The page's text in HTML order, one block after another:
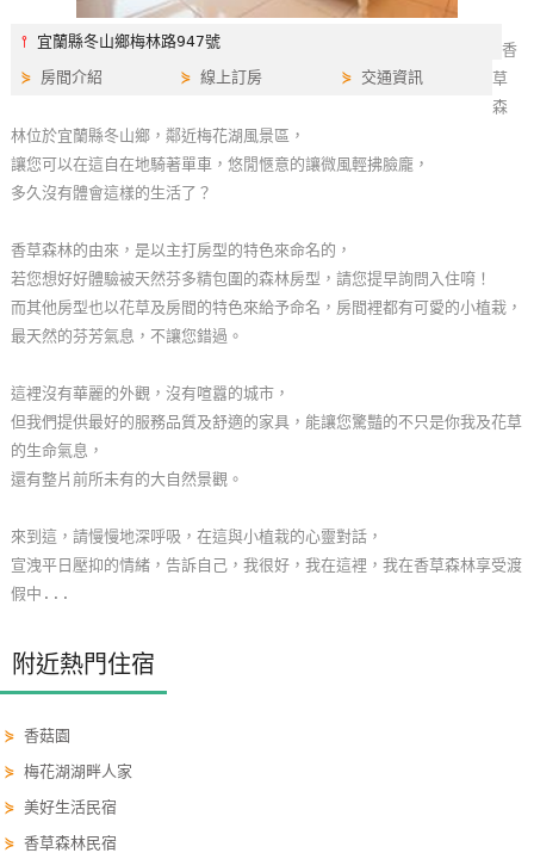
紅
你
玩
地
圖
顧
服
務
客
滿
意
單
管
⫯ 宜蘭縣冬山鄉梅林路947號
⋟ 房間介紹 ⋟線上訂房 ⋟ 交通資訊
香
草
森
林位於宜蘭縣冬山鄉，鄰近梅花湖風景區，
讓您可以在這自在地騎著單車，悠閒愜意的讓微風輕拂臉龐，
多久沒有體會這樣的生活了？
香草森林的由來，是以主打房型的特色來命名的，
若您想好好體驗被天然芬多精包圍的森林房型，請您提早詢問入住唷！
而其他房型也以花草及房間的特色來給予命名，房間裡都有可愛的小植栽，
最天然的芬芳氣息，不讓您錯過。
這裡沒有華麗的外觀，沒有喧囂的城市，
但我們提供最好的服務品質及舒適的家具，能讓您驚豔的不只是你我及花草
的生命氣息，
還有整片前所未有的大自然景觀。
來到這，請慢慢地深呼吸，在這與小植栽的心靈對話，
宣洩平日壓抑的情緒，告訴自己，我很好，我在這裡，我在香草森林享受渡
假中...
附近熱門住宿
⋟香菇園
⋟梅花湖湖畔人家
⋟美好生活民宿
⋟香草森林民宿